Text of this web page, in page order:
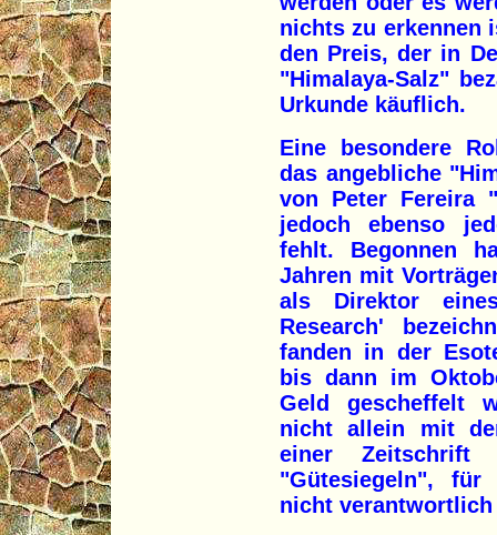
nichts zu erkennen
den Preis, der in
"Himalaya-Salz"
Urkunde käuflich.
Eine besondere
das angebliche
von Peter Fereira
jedoch ebenso
fehlt. Begonnen
Jahren mit
als Direktor
Research'
fanden in der
bis dann im
Geld gescheffelt
nicht allein mit
einer
"Gütesiegeln",
nicht